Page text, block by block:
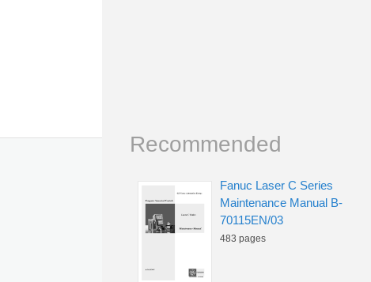
Recommended
Fanuc Laser C Series
Maintenance Manual B-
70115EN/03
483 pages